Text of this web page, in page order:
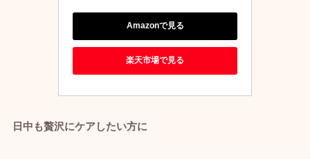
Amazonで見る
楽天市場で見る
日中も贅沢にケアしたい方に